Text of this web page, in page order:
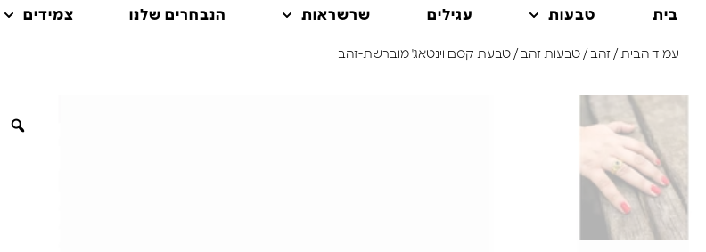
בית טבעות עגילים שרשראות הנבחרים שלנו צמידים
עמוד הבית / זהב / טבעות זהב / טבעת קסם וינטאג' מוברשת-זהב